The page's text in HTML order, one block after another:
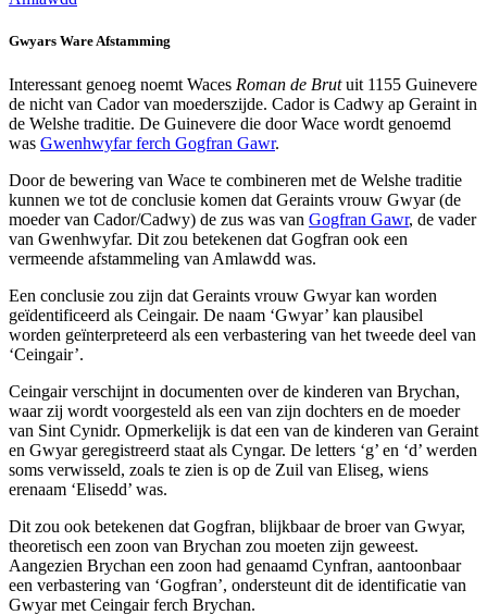
Gwyars Ware Afstamming
Interessant genoeg noemt Waces Roman de Brutuit 1155 Guinevere
de nicht van Cador van moederszijde. Cador is Cadwy ap Geraint in
de Welshe traditie. De Guinevere die door Wace wordt genoemd
was Gwenhwyfar ferch Gogfran Gawr.
Door de bewering van Wace te combineren met de Welshe traditie
kunnen we tot de conclusie komen dat Geraints vrouw Gwyar (de
moeder van Cador/Cadwy) de zus was van Gogfran Gawr, de vader
van Gwenhwyfar. Dit zou betekenen dat Gogfran ook een
vermeende afstammeling van Amlawdd was.
Een conclusie zou zijn dat Geraints vrouw Gwyar kan worden
geïdentificeerd als Ceingair. De naam ‘Gwyar’ kan plausibel
worden geïnterpreteerd als een verbastering van het tweede deel van
‘Ceingair’.
Ceingair verschijnt in documenten over de kinderen van Brychan,
waar zij wordt voorgesteld als een van zijn dochters en de moeder
van Sint Cynidr. Opmerkelijk is dat een van de kinderen van Geraint
en Gwyar geregistreerd staat als Cyngar. De letters ‘g’ en ‘d’ werden
soms verwisseld, zoals te zien is op de Zuil van Eliseg, wiens
erenaam ‘Elisedd’ was.
Dit zou ook betekenen dat Gogfran, blijkbaar de broer van Gwyar,
theoretisch een zoon van Brychan zou moeten zijn geweest.
Aangezien Brychan een zoon had genaamd Cynfran, aantoonbaar
een verbastering van ‘Gogfran’, ondersteunt dit de identificatie van
Gwyar met Ceingair ferch Brychan.